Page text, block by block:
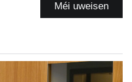
Méi uweisen